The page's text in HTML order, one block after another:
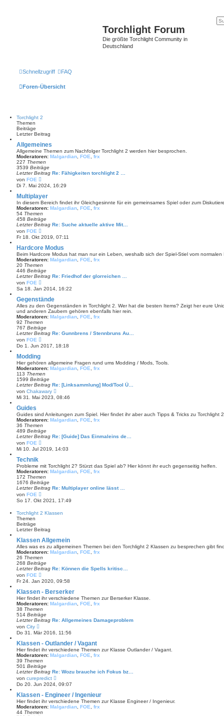
Torchlight Forum
Die größte Torchlight Community in
Deutschland
Schnellzugriff FAQ
Foren-Übersicht
Torchlight 2
Themen
Beiträge
Letzter Beitrag
Allgemeines
Allgemeine Themen zum Nachfolger Torchlight 2 werden hier besprochen.
Moderatoren: Malgardian FOE
frx
227 Themen
3539 Beiträge
Letzter Beitrag Re: Fähigkeiten torchlight 2 …
von FOE
e
u
e
s
t
e
r
B
e
t
a
g
Di 7. Mai 2024, 16:29
Multiplayer
In diesem Bereich findet ihr Gleichgesinnte für ein gemeinsames Spiel oder zum
Moderatoren: Malgardian FOE
frx
54 Themen
458 Beiträge
Letzter Beitrag Re: Suche aktuelle aktive Mit…
von FOE
e
u
e
s
t
e
r
B
e
t
a
g
Fr 18. Okt 2019, 07:11
Hardcore Modus
Beim Hardcore Modus hat man nur ein Leben, weshalb sich der Spiel-Stiel vom
Moderatoren: Malgardian FOE
frx
20 Themen
446 Beiträge
Letzter Beitrag Re: Friedhof der glorreichen …
von FOE
e
u
e
s
t
e
r
B
e
i
r
Sa 18. Jan 2014, 16:22
Gegenstände
Alles zu den Gegenständen in Torchlight 2. Wer hat die besten Items? Zeigt her eure
und anderen Zaubern gehören ebenfalls hier rein.
Moderatoren: Malgardian FOE
frx
92 Themen
767 Beiträge
Letzter Beitrag Re: Gunnbrens / Stennbruns Au…
von FOE
e
u
t
e
r
B
e
i
t
g
Do 1. Jun 2017, 18:18
Modding
Hier gehören allgemeine Fragen rund ums Modding / Mods, Tools.
Moderatoren: Malgardian FOE
frx
113 Themen
1599 Beiträge
Letzter Beitrag Re: [Linksammlung] Mod/Tool Ü…
von Chakawary
e
u
s
t
e
e
t
g
Mi 31. Mai 2023, 08:46
Guides
Guides sind Anleitungen zum Spiel. Hier findet ihr aber auch Tipps & Tricks zu Torchlight
Moderatoren: Malgardian FOE
frx
36 Themen
489 Beiträge
Letzter Beitrag Re: [Guide] Das Einmaleins de…
von FOE
e
u
t
e
r
B
e
t
a
Mi 10. Jul 2019, 14:03
Technik
Probleme mit Torchlight 2? Stürzt das Spiel ab? Hier könnt ihr euch gegenseitig helfen.
Moderatoren: Malgardian FOE
frx
172 Themen
1676 Beiträge
Letzter Beitrag Re: Multiplayer online lässt …
von FOE
e
u
s
r
B
e
i
t
r
a
g
So 17. Okt 2021, 17:49
Torchlight 2 Klassen
Themen
Beiträge
Letzter Beitrag
Klassen Allgemein
Alles was es zu allgemeinen Themen bei den Torchlight 2 Klassen zu besprechen gibt
Moderatoren: Malgardian FOE
frx
26 Themen
268 Beiträge
Letzter Beitrag Re: Können die Spells kritisc…
von FOE
e
u
s
t
e
r
B
e
t
a
g
Fr 24. Jan 2020, 09:58
Klassen - Berserker
Hier findet ihr verschiedene Themen zur Berserker Klasse.
Moderatoren: Malgardian FOE
frx
38 Themen
514 Beiträge
Letzter Beitrag Re: Allgemeines Damageproblem
von City
e
u
e
s
t
e
r
B
e
i
t
a
g
Do 31. Mär 2016, 11:56
Klassen - Outlander / Vagant
Hier findet ihr verschiedene Themen zur Klasse Outlander / Vagant.
Moderatoren: Malgardian FOE
frx
39 Themen
501 Beiträge
Letzter Beitrag Re: Wozu brauche ich Fokus bz…
von curepredict
e
u
e
s
t
e
Do 20. Jun 2024, 09:07
Klassen - Engineer / Ingenieur
Hier findet ihr verschiedene Themen zur Klasse Engineer / Ingenieur.
Moderatoren: Malgardian FOE
frx
44 Themen